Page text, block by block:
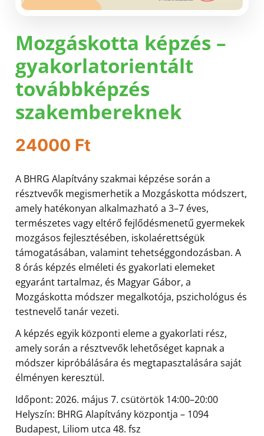
Mozgáskotta képzés –
gyakorlatorientált
továbbképzés
szakembereknek
24000 Ft
A BHRG Alapítvány szakmai képzése során a
résztvevők megismerhetik a Mozgáskotta módszert,
amely hatékonyan alkalmazható a 3–7 éves,
természetes vagy eltérő fejlődésmenetű gyermekek
mozgásos fejlesztésében, iskolaérettségük
támogatásában, valamint tehetséggondozásban. A
8 órás képzés elméleti és gyakorlati elemeket
egyaránt tartalmaz, és Magyar Gábor, a
Mozgáskotta módszer megalkotója, pszichológus és
testnevelő tanár vezeti.
A képzés egyik központi eleme a gyakorlati rész,
amely során a résztvevők lehetőséget kapnak a
módszer kipróbálására és megtapasztalására saját
élményen keresztül.
Időpont: 2026. május 7. csütörtök 14:00–20:00
Helyszín: BHRG Alapítvány központja – 1094
Budapest, Liliom utca 48. fsz